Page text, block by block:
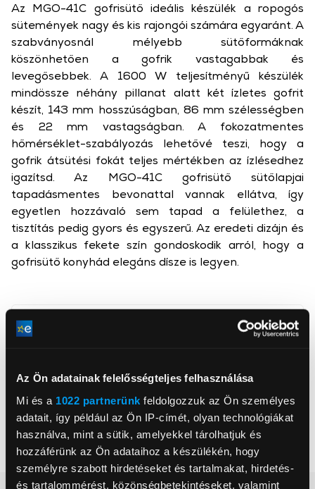
Az Ön adatainak felelősségteljes felhasználása
Mi és a 1022 partnerünk feldolgozzuk az Ön személyes
adatait, így például az Ön IP-címét, olyan technológiákat
használva, mint a sütik, amelyekkel tárolhatjuk és
hozzáférünk az Ön adataihoz a készülékén, hogy
személyre szabott hirdetéseket és tartalmakat, hirdetés-
és tartalommérést, közönségbetekintéseket, valamint
Teljesítmény
1 600 W
Szeletek száma
2 db
Szín
Fekete
Az MGO-41C gofrisütő ideális készülék a ropogós
sütemények nagy és kis rajongói számára egyaránt. A
szabványosnál mélyebb sütőformáknak
köszönhetően a gofrik vastagabbak és
levegősebbek. A 1600 W teljesítményű készülék
mindössze néhány pillanat alatt két ízletes gofrit
készít, 143 mm hosszúságban, 86 mm szélességben
és 22 mm vastagságban. A fokozatmentes
hőmérséklet-szabályozás lehetővé teszi, hogy a
gofrik átsütési fokát teljes mértékben az ízlésedhez
igazítsd. Az MGO-41C gofrisütő sütőlapjai
tapadásmentes bevonattal vannak ellátva, így
egyetlen hozzávaló sem tapad a felülethez, a
tisztítás pedig gyors és egyszerű. Az eredeti dizájn és
a klasszikus fekete szín gondoskodik arról, hogy a
gofrisütő konyhád elegáns dísze is legyen.